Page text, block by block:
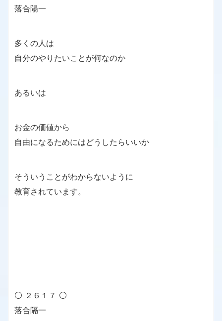
落合陽一
多くの人は
自分のやりたいことが何なのか
あるいは
お金の価値から
自由になるためにはどうしたらいいか
そういうことがわからないように
教育されています。
⚪ ２６１７ ⚪
落合隔一